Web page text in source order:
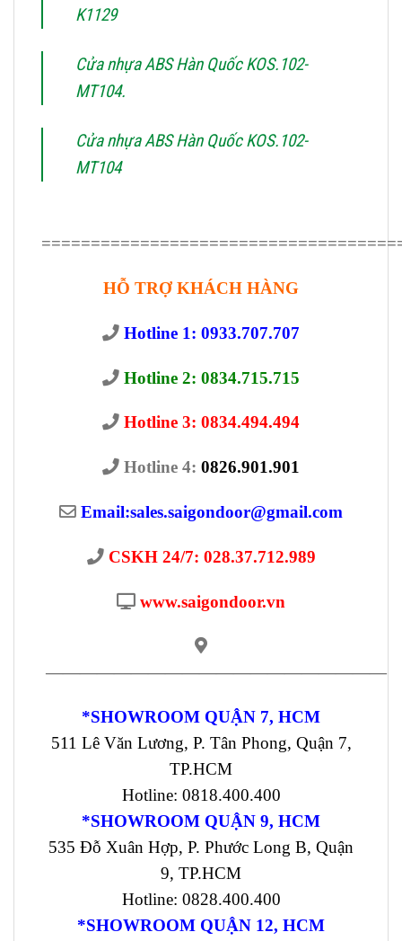
K1129
Cửa nhựa ABS Hàn Quốc KOS.102-
MT104.
Cửa nhựa ABS Hàn Quốc KOS.102-
MT104
HỖ TRỢ KHÁCH HÀNG
Hotline 1: 0933.707.707
Hotline 2: 0834.715.715
Hotline 3: 0834.494.494
Hotline 4: 0826.901.901
Email:sales.saigondoor@gmail.com
CSKH 24/7: 028.37.712.989
www.saigondoor.vn
————————————————————
*SHOWROOM QUẬN 7, HCM
511 Lê Văn Lương, P. Tân Phong, Quận 7,
TP.HCM
Hotline: 0818.400.400
*SHOWROOM QUẬN 9, HCM
535 Đỗ Xuân Hợp, P. Phước Long B, Quận
9, TP.HCM
Hotline: 0828.400.400
*SHOWROOM QUẬN 12, HCM